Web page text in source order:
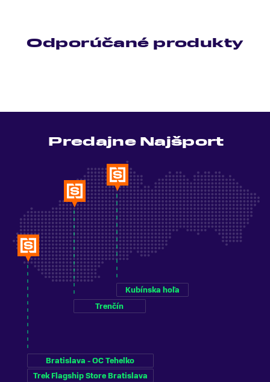
Odporúčané produkty
Predajne Najšport
Bratislava - OC Tehelko
Trek Flagship Store Bratislava
Trenčín
Kubínska hoľa